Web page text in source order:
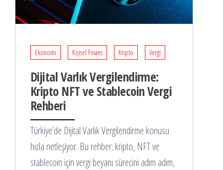
Ekonomi Kişisel Finans Kripto Vergi
Dijital Varlık Vergilendirme:
Kripto NFT ve Stablecoin Vergi
Rehberi
Türkiye’de Dijital Varlık Vergilendirme konusu
hızla netleşiyor. Bu rehber; kripto, NFT ve
stablecoin için vergi beyanı sürecini adım adım,